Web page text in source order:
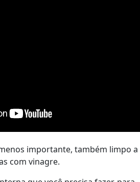
importante, também limpo a
com vinagre.